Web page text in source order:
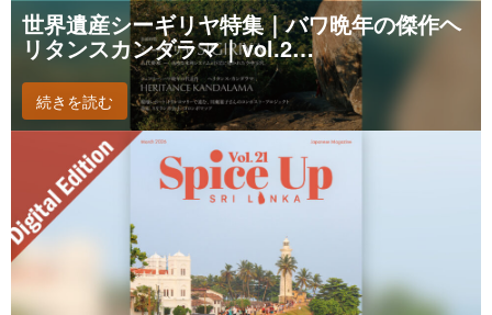
世界遺産シーギリヤ特集｜バワ晩年の傑作ヘ
リタンスカンダラマ｜vol.2…
続きを読む